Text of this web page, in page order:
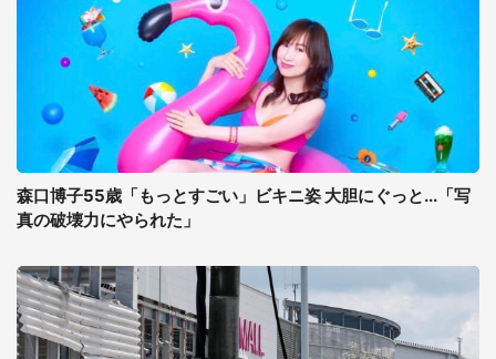
森口博子55歳「もっとすごい」ビキニ姿 大胆にぐっと...「写
真の破壊力にやられた」